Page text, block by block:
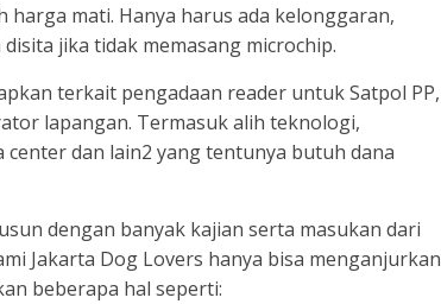
harga mati. Hanya harus ada kelonggaran,
jika tidak memasang microchip.
terkait pengadaan reader untuk Satpol PP,
lapangan. Termasuk alih teknologi,
dan lain2 yang tentunya butuh dana
dengan banyak kajian serta masukan dari
Jakarta Dog Lovers hanya bisa menganjurkan
beberapa hal seperti: